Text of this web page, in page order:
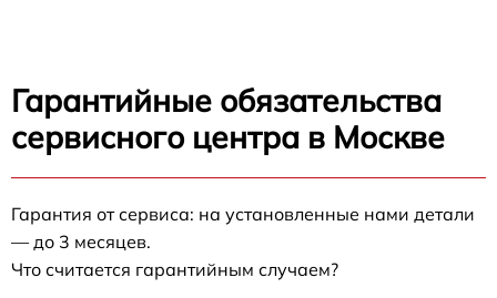
Гарантийные обязательства
сервисного центра в Москве
Гарантия от сервиса: на установленные нами детали
— до 3 месяцев.
Что считается гарантийным случаем?